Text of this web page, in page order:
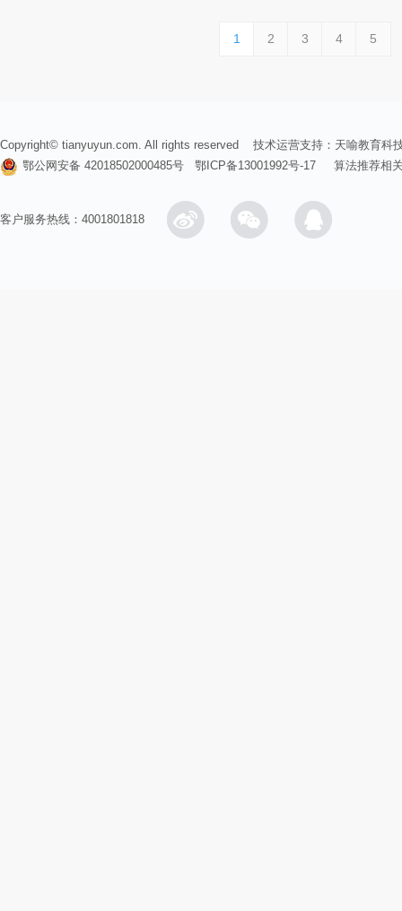
1 2 3 4 5
Copyright© tianyuyun.com. All rights reserved 技术运营支持： 天喻教育科
鄂公网安备 42018502000485号
鄂ICP备13001992号-17 算法推荐相
客户服务热线：4001801818